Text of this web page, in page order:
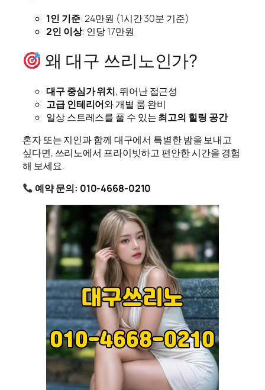
1인 기준: 24만원 (1시간 30분 기준)
2인 이상: 인당 17만원
왜 대구 쓰리노인가?
대구 중심가 위치, 뛰어난 접근성
고급 인테리어와 개별 룸 완비
일상 스트레스를 풀 수 있는최고의 힐링 공간
혼자 또는 지인과 함께 대구에서 특별한 밤을 보내고
싶다면, 쓰리노에서 프라이빗하고 편안한 시간을 경험
해 보세요.
예약 문의: 010-4668-0210